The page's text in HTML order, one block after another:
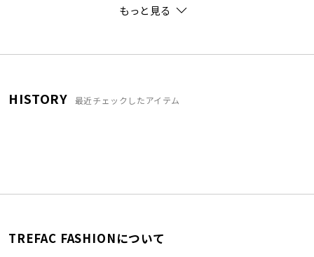
もっと見る
HISTORY 最近チェックしたアイテム
TREFAC FASHIONについて